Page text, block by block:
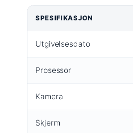
SPESIFIKASJON
Utgivelsesdato
Prosessor
Kamera
Skjerm